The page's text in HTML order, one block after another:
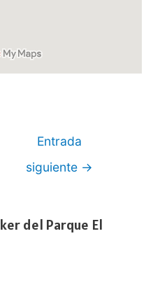
Entrada
siguiente →
del Parque El